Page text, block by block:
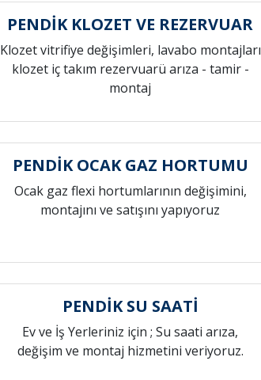
PENDİK KLOZET VE REZERVUAR
Klozet vitrifiye değişimleri, lavabo montajları
klozet iç takım rezervuarü arıza - tamir -
montaj
PENDİK OCAK GAZ HORTUMU
Ocak gaz flexi hortumlarının değişimini,
montajını ve satışını yapıyoruz
PENDİK SU SAATİ
Ev ve İş Yerleriniz için ; Su saati arıza,
değişim ve montaj hizmetini veriyoruz.